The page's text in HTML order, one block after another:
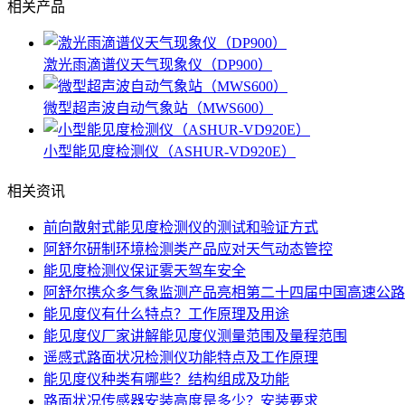
相关产品
激光雨滴谱仪天气现象仪（DP900）
微型超声波自动气象站（MWS600）
小型能见度检测仪（ASHUR-VD920E）
相关资讯
前向散射式能见度检测仪的测试和验证方式
阿舒尔研制环境检测类产品应对天气动态管控
能见度检测仪保证雾天驾车安全
阿舒尔携众多气象监测产品亮相第二十四届中国高速公
能见度仪有什么特点？工作原理及用途
能见度仪厂家讲解能见度仪测量范围及量程范围
遥感式路面状况检测仪功能特点及工作原理
能见度仪种类有哪些？结构组成及功能
路面状况传感器安装高度是多少？安装要求